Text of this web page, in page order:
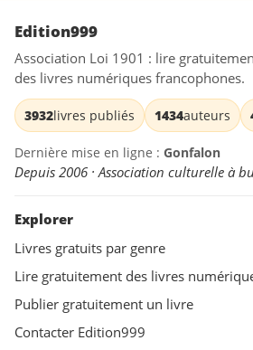
Edition999
Association Loi 1901 : lire
des livres numériques francophones.
3932livres publiés 1434auteurs
Dernière mise en ligne : Gonfalon
Depuis 2006 · Association culturelle à
Explorer
Livres gratuits par genre
Lire gratuitement des livres
Publier gratuitement un livre
Contacter Edition999